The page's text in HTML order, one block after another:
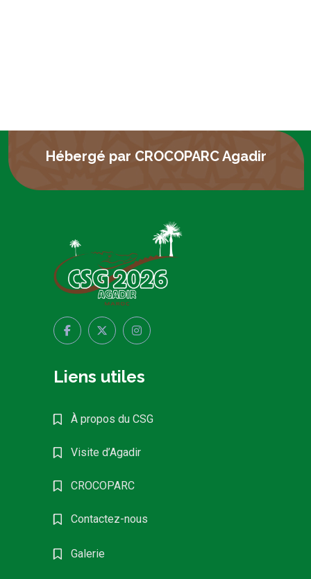
Hébergé par CROCOPARC Agadir
Liens utiles
À propos du CSG
Visite d’Agadir
CROCOPARC
Contactez-nous
Galerie